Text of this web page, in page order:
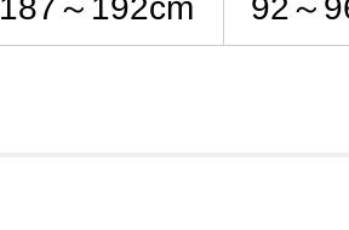
187～192cm 92～